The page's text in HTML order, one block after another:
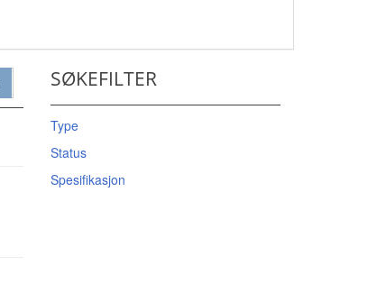
SØKEFILTER
Type
Status
Spesifikasjon